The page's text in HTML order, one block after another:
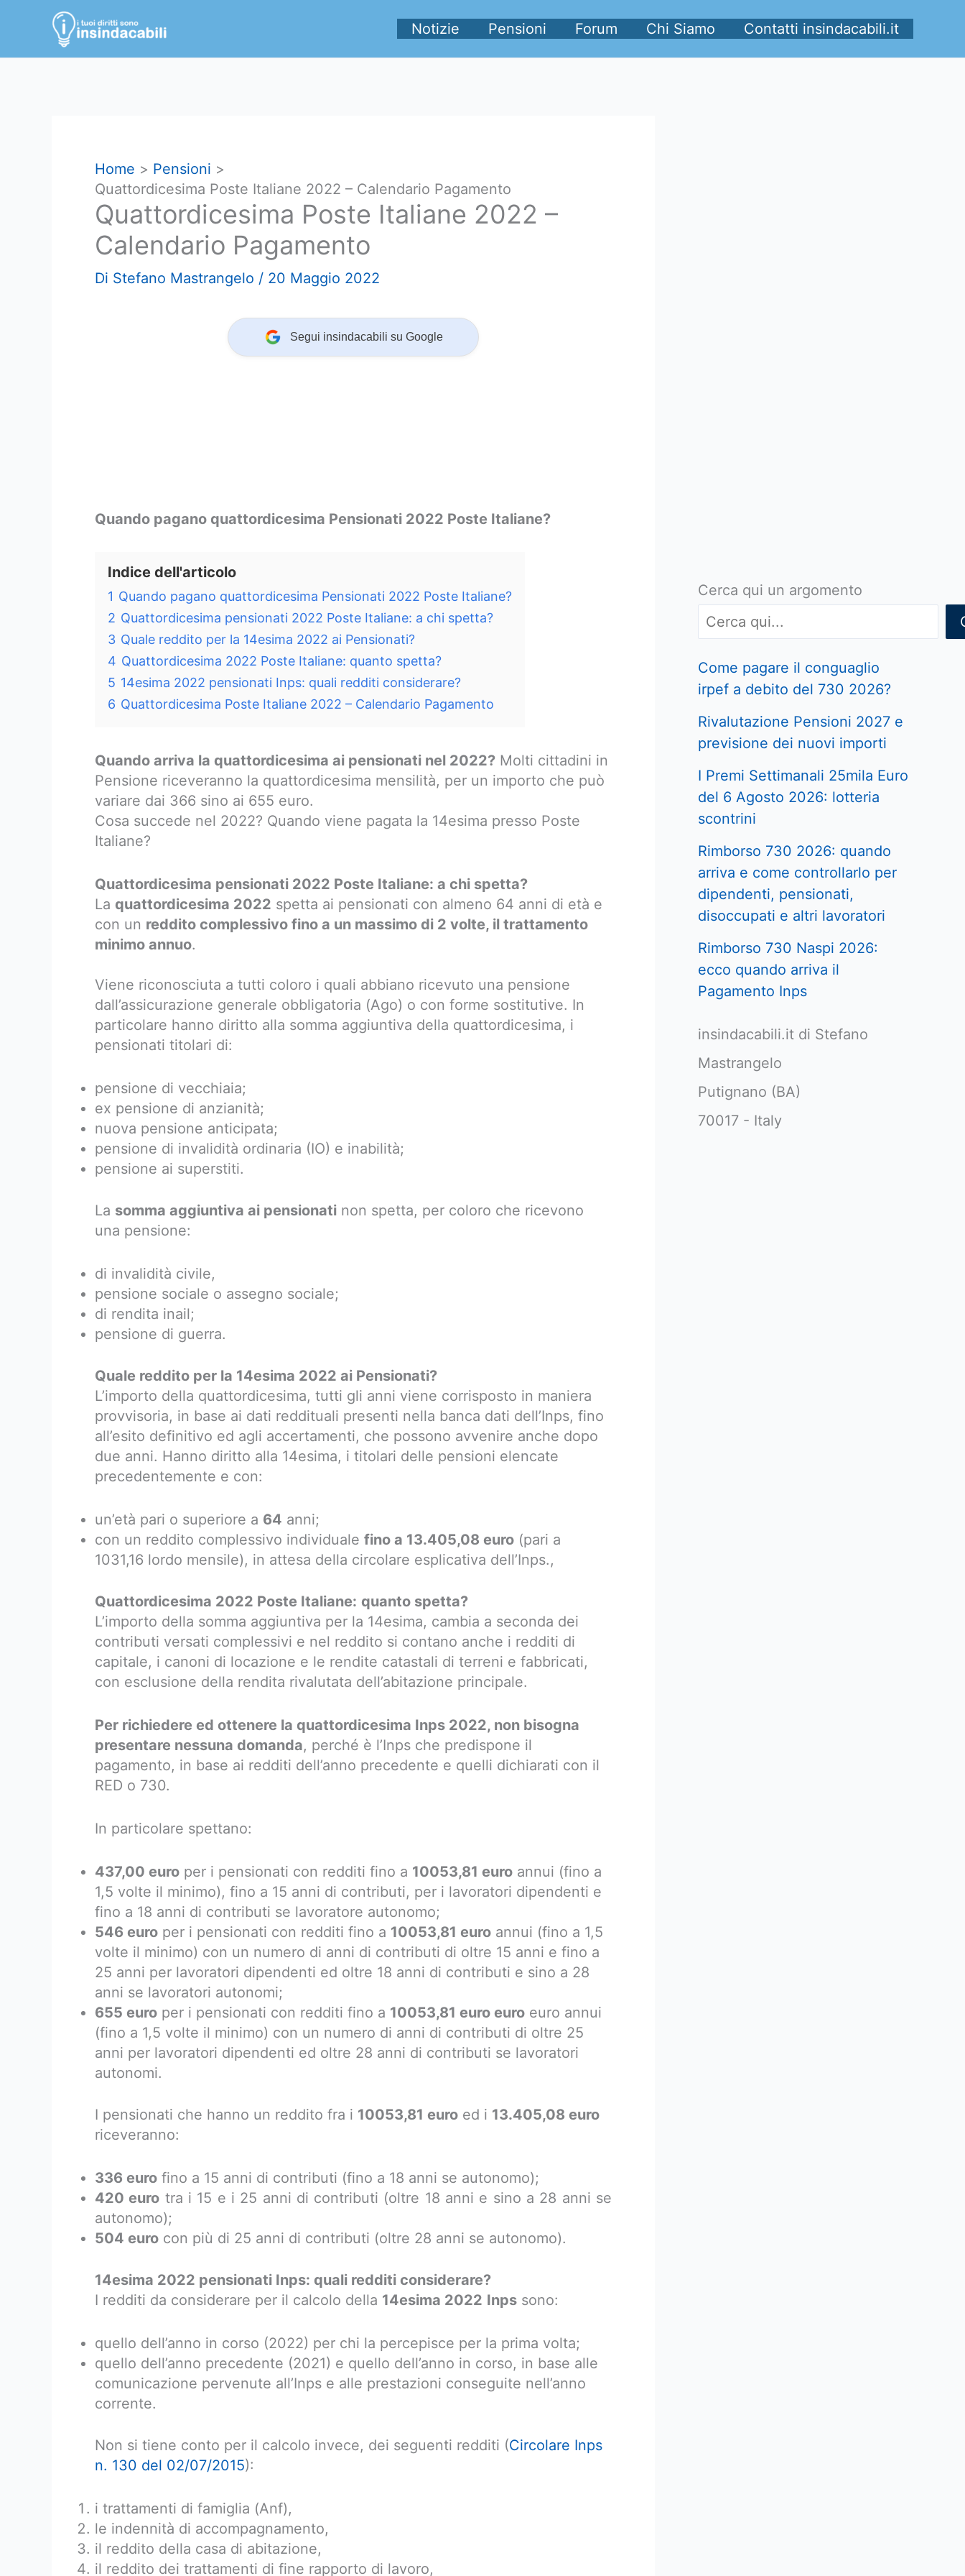
contenuto
Notizie Pensioni Forum Chi Siamo Contatti insindacabili.it
Home
Pensioni
Quattordicesima Poste Italiane 2022 – Calendario Pagamento
Quattordicesima Poste Italiane 2022 –
Calendario Pagamento
Di Stefano Mastrangelo / 20 Maggio 2022
Segui insindacabili su Google
Quando pagano quattordicesima Pensionati 2022 Poste Italiane?
Indice dell'articolo
1 Quando pagano quattordicesima Pensionati 2022 Poste Italiane?
2 Quattordicesima pensionati 2022 Poste Italiane: a chi spetta?
3 Quale reddito per la 14esima 2022 ai Pensionati?
4 Quattordicesima 2022 Poste Italiane: quanto spetta?
5 14esima 2022 pensionati Inps: quali redditi considerare?
6 Quattordicesima Poste Italiane 2022 – Calendario Pagamento
Quando arriva la quattordicesima ai pensionati nel 2022? Molti cittadini in
Pensione riceveranno la quattordicesima mensilità, per un importo che può
variare dai 366 sino ai 655 euro.
Cosa succede nel 2022? Quando viene pagata la 14esima presso Poste
Italiane?
Quattordicesima pensionati 2022 Poste Italiane: a chi spetta?
La quattordicesima 2022 spetta ai pensionati con almeno 64 anni di età e
con un reddito complessivo fino a un massimo di 2 volte, il trattamento
minimo annuo.
Viene riconosciuta a tutti coloro i quali abbiano ricevuto una pensione
dall’assicurazione generale obbligatoria (Ago) o con forme sostitutive. In
particolare hanno diritto alla somma aggiuntiva della quattordicesima, i
pensionati titolari di:
pensione di vecchiaia;
ex pensione di anzianità;
nuova pensione anticipata;
pensione di invalidità ordinaria (IO) e inabilità;
pensione ai superstiti.
La somma aggiuntiva ai pensionati non spetta, per coloro che ricevono
una pensione:
di invalidità civile,
pensione sociale o assegno sociale;
di rendita inail;
pensione di guerra.
Quale reddito per la 14esima 2022 ai Pensionati?
L’importo della quattordicesima, tutti gli anni viene corrisposto in maniera
provvisoria, in base ai dati reddituali presenti nella banca dati dell’Inps, fino
all’esito definitivo ed agli accertamenti, che possono avvenire anche dopo
due anni. Hanno diritto alla 14esima, i titolari delle pensioni elencate
precedentemente e con:
un’età pari o superiore a 64 anni;
con un reddito complessivo individuale fino a 13.405,08 euro (pari a
1031,16 lordo mensile), in attesa della circolare esplicativa dell’Inps.,
Quattordicesima 2022 Poste Italiane: quanto spetta?
L’importo della somma aggiuntiva per la 14esima, cambia a seconda dei
contributi versati complessivi e nel reddito si contano anche i redditi di
capitale, i canoni di locazione e le rendite catastali di terreni e fabbricati,
con esclusione della rendita rivalutata dell’abitazione principale.
Per richiedere ed ottenere la quattordicesima Inps 2022, non bisogna
presentare nessuna domanda, perché è l’Inps che predispone il
pagamento, in base ai redditi dell’anno precedente e quelli dichiarati con il
RED o 730.
In particolare spettano:
437,00 euro per i pensionati con redditi fino a 10053,81 euro annui (fino a
1,5 volte il minimo), fino a 15 anni di contributi, per i lavoratori dipendenti e
fino a 18 anni di contributi se lavoratore autonomo;
546 euro per i pensionati con redditi fino a 10053,81 euro annui (fino a 1,5
volte il minimo) con un numero di anni di contributi di oltre 15 anni e fino a
25 anni per lavoratori dipendenti ed oltre 18 anni di contributi e sino a 28
anni se lavoratori autonomi;
655 euro per i pensionati con redditi fino a 10053,81 euro euro euro annui
(fino a 1,5 volte il minimo) con un numero di anni di contributi di oltre 25
anni per lavoratori dipendenti ed oltre 28 anni di contributi se lavoratori
autonomi.
I pensionati che hanno un reddito fra i 10053,81 euro ed i 13.405,08 euro
riceveranno:
336 euro fino a 15 anni di contributi (fino a 18 anni se autonomo);
420 euro tra i 15 e i 25 anni di contributi (oltre 18 anni e sino a 28 anni se
autonomo);
504 euro con più di 25 anni di contributi (oltre 28 anni se autonomo).
14esima 2022 pensionati Inps: quali redditi considerare?
I redditi da considerare per il calcolo della 14esima 2022 Inps sono:
quello dell’anno in corso (2022) per chi la percepisce per la prima volta;
quello dell’anno precedente (2021) e quello dell’anno in corso, in base alle
comunicazione pervenute all’Inps e alle prestazioni conseguite nell’anno
corrente.
Non si tiene conto per il calcolo invece, dei seguenti redditi (Circolare Inps
n. 130 del 02/07/2015):
i trattamenti di famiglia (Anf),
le indennità di accompagnamento,
il reddito della casa di abitazione,
il reddito dei trattamenti di fine rapporto di lavoro,
Cerca qui un argomento
Come pagare il conguaglio
irpef a debito del 730 2026?
Rivalutazione Pensioni 2027 e
previsione dei nuovi importi
I Premi Settimanali 25mila Euro
del 6 Agosto 2026: lotteria
scontrini
Rimborso 730 2026: quando
arriva e come controllarlo per
dipendenti, pensionati,
disoccupati e altri lavoratori
Rimborso 730 Naspi 2026:
ecco quando arriva il
Pagamento Inps
insindacabili.it di Stefano
Mastrangelo
Putignano (BA)
70017 - Italy